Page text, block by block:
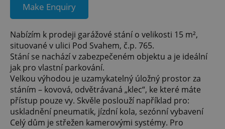
Make Enquiry
Nabízím k prodeji garážové stání o velikosti 15 m²,
situované v ulici Pod Svahem, č.p. 765.
Stání se nachází v zabezpečeném objektu a je ideální
jak pro vlastní parkování.
Velkou výhodou je uzamykatelný úložný prostor za
stáním – kovová, odvětrávaná „klec“, ke které máte
přístup pouze vy. Skvěle poslouží například pro:
uskladnění pneumatik, jízdní kola, sezónní vybavení
Celý dům je střežen kamerovými systémy. Pro